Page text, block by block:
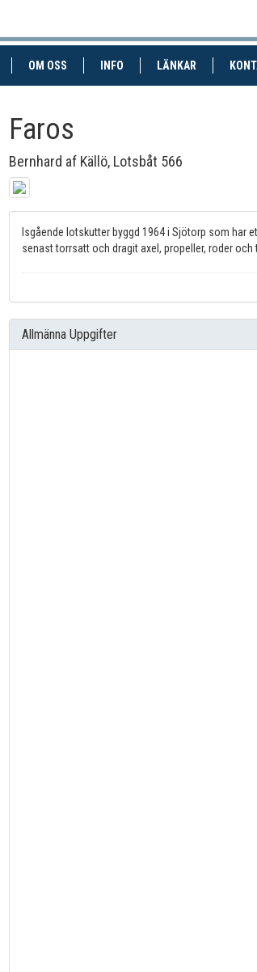
(CURRENT)OM OSS INFO LÄNKAR
Faros
Bernhard af Källö, Lotsbåt 566
Isgående lotskutter byggd 1964 i Sjötorp som har
senast torrsatt och dragit axel, propeller, roder och
Allmänna Uppgifter